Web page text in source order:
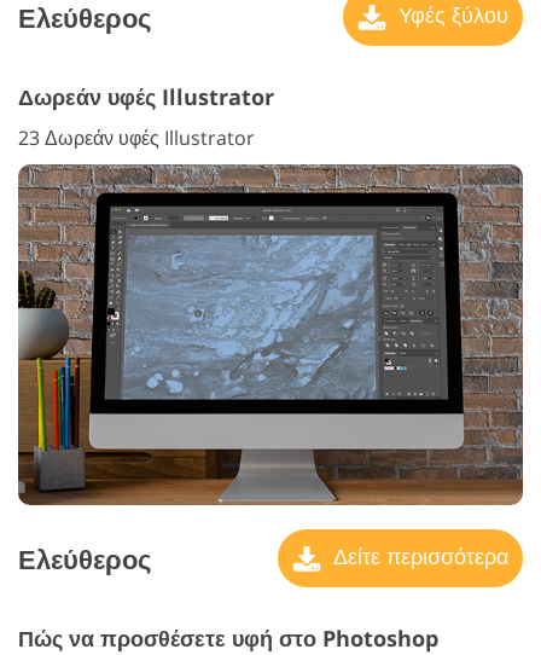
Ελεύθερος Υφές ξύλου
Δωρεάν υφές Illustrator
23 Δωρεάν υφές Illustrator
Ελεύθερος Δείτε περισσότερα
Πώς να προσθέσετε υφή στο Photoshop